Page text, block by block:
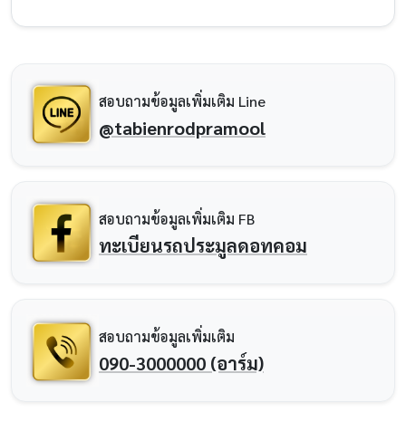
สอบถามข้อมูลเพิ่มเติม Line
@tabienrodpramool
สอบถามข้อมูลเพิ่มเติม FB
ทะเบียนรถประมูลดอทคอม
สอบถามข้อมูลเพิ่มเติม
090-3000000 (อาร์ม)